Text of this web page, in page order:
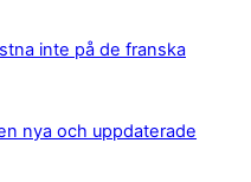
inte på de franska
nya och uppdaterade